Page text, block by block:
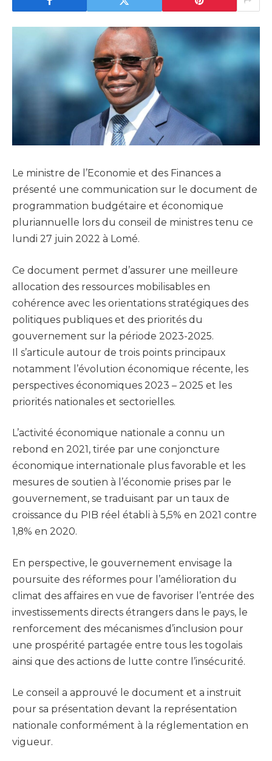
Le ministre de l’Economie et des Finances a
présenté une communication sur le document de
programmation budgétaire et économique
pluriannuelle lors du conseil de ministres tenu ce
lundi 27 juin 2022 à Lomé.
Ce document permet d’assurer une meilleure
allocation des ressources mobilisables en
cohérence avec les orientations stratégiques des
politiques publiques et des priorités du
gouvernement sur la période 2023-2025.
Il s’articule autour de trois points principaux
notamment l’évolution économique récente, les
perspectives économiques 2023 – 2025 et les
priorités nationales et sectorielles.
L’activité économique nationale a connu un
rebond en 2021, tirée par une conjoncture
économique internationale plus favorable et les
mesures de soutien à l’économie prises par le
gouvernement, se traduisant par un taux de
croissance du PIB réel établi à 5,5% en 2021 contre
1,8% en 2020.
En perspective, le gouvernement envisage la
poursuite des réformes pour l’amélioration du
climat des affaires en vue de favoriser l’entrée des
investissements directs étrangers dans le pays, le
renforcement des mécanismes d’inclusion pour
une prospérité partagée entre tous les togolais
ainsi que des actions de lutte contre l’insécurité.
Le conseil a approuvé le document et a instruit
pour sa présentation devant la représentation
nationale conformément à la réglementation en
vigueur.